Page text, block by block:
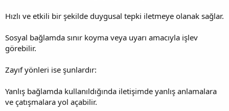
Hızlı ve etkili bir şekilde duygusal tepki iletmeye olanak sağlar.
Sosyal bağlamda sınır koyma veya uyarı amacıyla işlev
görebilir.
Zayıf yönleri ise şunlardır:
Yanlış bağlamda kullanıldığında iletişimde yanlış anlamalara
ve çatışmalara yol açabilir.